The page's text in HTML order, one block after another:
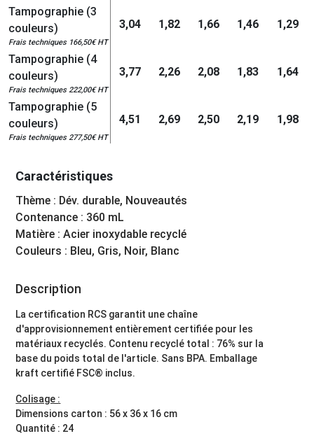
Tampographie (3
couleurs)
Frais techniques 166,50€ HT
3,04 1,82 1,66 1,46 1,29
Tampographie (4
couleurs)
Frais techniques 222,00€ HT
3,77 2,26 2,08 1,83 1,64
Tampographie (5
couleurs)
Frais techniques 277,50€ HT
4,51 2,69 2,50 2,19 1,98
Caractéristiques
Thème : Dév. durable, Nouveautés
Contenance : 360 mL
Matière : Acier inoxydable recyclé
Couleurs : Bleu, Gris, Noir, Blanc
Description
La certification RCS garantit une chaîne
d'approvisionnement entièrement certifiée pour les
matériaux recyclés. Contenu recyclé total : 76% sur la
base du poids total de l'article. Sans BPA. Emballage
kraft certifié FSC® inclus.
Colisage :
Dimensions carton : 56 x 36 x 16 cm
Quantité : 24